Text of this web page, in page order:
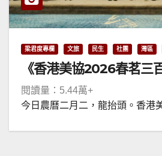
梁君度專欄 文旅 民生 社團 灣區
《香港美協2026春茗三
閱讀量：5.44萬+
今日農曆二月二，龍抬頭。香港